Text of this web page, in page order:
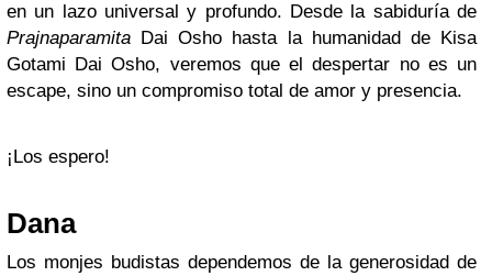
en un lazo universal y profundo. Desde la sabiduría de
Prajnaparamita Dai Osho hasta la humanidad de Kisa
Gotami Dai Osho, veremos que el despertar no es un
escape, sino un compromiso total de amor y presencia.
¡Los espero!
Dana
Los monjes budistas dependemos de la generosidad de